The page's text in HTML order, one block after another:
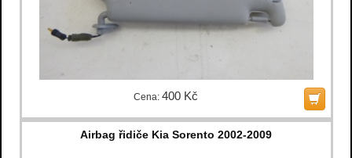
Cena: 400 Kč
Airbag řidiče Kia Sorento 2002-2009